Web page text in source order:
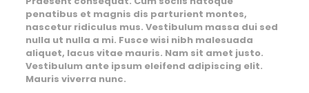
penatibus et magnis dis parturient montes,
nascetur ridiculus mus. Vestibulum massa dui sed
nulla ut nulla a mi. Fusce wisi nibh malesuada
aliquet, lacus vitae mauris. Nam sit amet justo.
Vestibulum ante ipsum eleifend adipiscing elit.
Mauris viverra nunc.